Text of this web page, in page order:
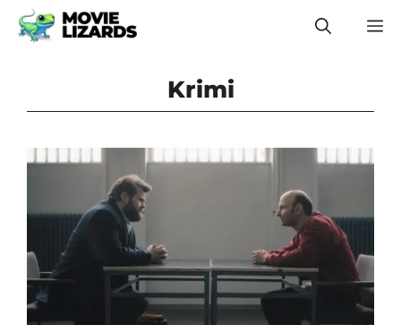
Zum
Inhalt
Krimi